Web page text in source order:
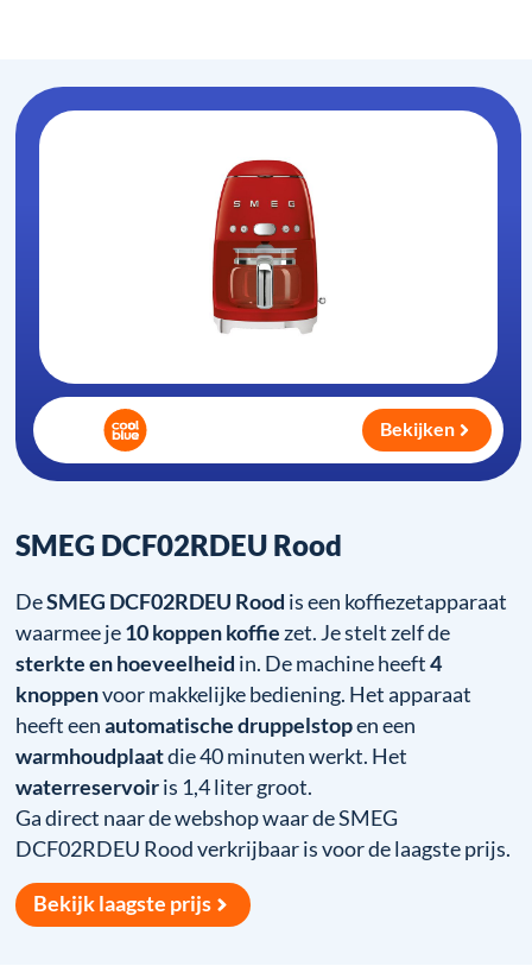
SMEG DCF02RDEU Rood
DeSMEG DCF02RDEU Rood is een koffiezetapparaat
waarmee je10 koppen koffie zet. Je stelt zelf de
sterkte en hoeveelheid in. De machine heeft4
knoppenvoor makkelijke bediening. Het apparaat
heeft eenautomatische druppelstopen een
warmhoudplaatdie 40 minuten werkt. Het
waterreservoiris 1,4 liter groot.
Ga direct naar de webshop waar de SMEG
DCF02RDEU Rood verkrijbaar is voor de laagste prijs.
Bekijk laagste prijs
Bekijken